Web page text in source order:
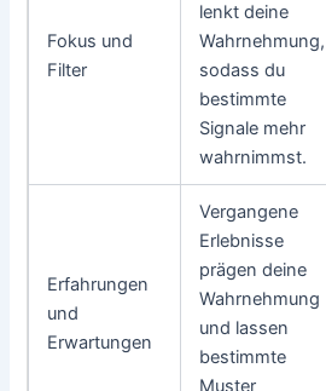
Fokus und
Filter
lenkt deine
Wahrnehmung,
sodass du
bestimmte
Signale mehr
wahrnimmst.
Erfahrungen
und
Erwartungen
Vergangene
Erlebnisse
prägen deine
Wahrnehmung
und lassen
bestimmte
Muster